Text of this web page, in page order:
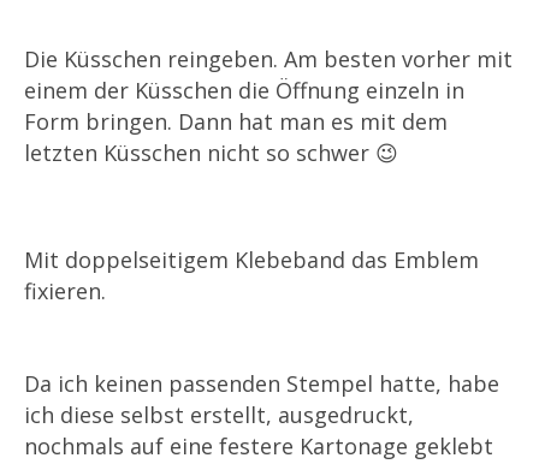
Die Küsschen reingeben. Am besten vorher mit
einem der Küsschen die Öffnung einzeln in
Form bringen. Dann hat man es mit dem
letzten Küsschen nicht so schwer 😉
Mit doppelseitigem Klebeband das Emblem
fixieren.
Da ich keinen passenden Stempel hatte, habe
ich diese selbst erstellt, ausgedruckt,
nochmals auf eine festere Kartonage geklebt